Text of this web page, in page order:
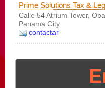
Prime Solutions Tax &
Calle 54 Atrium Tower,
Panama City
contactar